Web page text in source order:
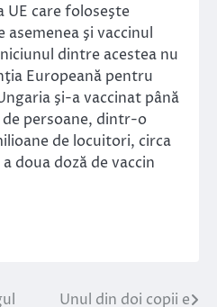
UE care foloseşte
şi vaccinul
dintre acestea nu
Europeană pentru
şi-a vaccinat până
persoane, dintr-o
de locuitori, circa
doua doză de vaccin
Unul din doi copii e